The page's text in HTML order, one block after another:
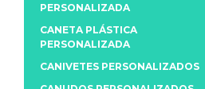
PERSONALIZADA
CANETA PLÁSTICA
PERSONALIZADA
CANIVETES PERSONALIZADOS